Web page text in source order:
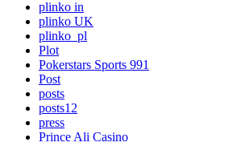
plinko in
plinko UK
plinko_pl
Plot
Pokerstars Sports 991
Post
posts
posts12
press
Prince Ali Casino